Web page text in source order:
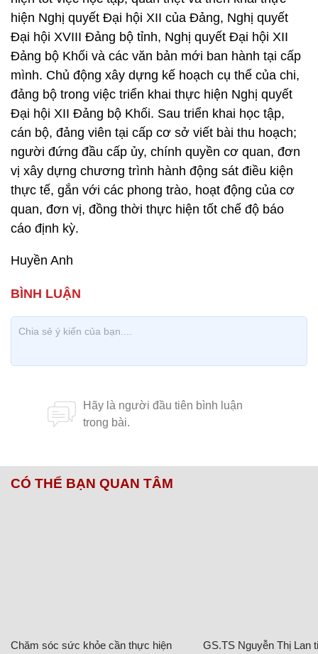
hiện Nghị quyết Đại hội XII của Đảng, Nghị quyết
Đại hội XVIII Đảng bộ tỉnh, Nghị quyết Đại hội XII
Đảng bộ Khối và các văn bản mới ban hành tại cấp
mình. Chủ động xây dựng kế hoạch cụ thể của chi,
đảng bộ trong việc triển khai thực hiện Nghị quyết
Đại hội XII Đảng bộ Khối. Sau triển khai học tập,
cán bộ, đảng viên tại cấp cơ sở viết bài thu hoạch;
người đứng đầu cấp ủy, chính quyền cơ quan, đơn
vị xây dựng chương trình hành động sát điều kiện
thực tế, gắn với các phong trào, hoạt động của cơ
quan, đơn vị, đồng thời thực hiện tốt chế độ báo
cáo định kỳ.
Huyền Anh
CÓ THỂ BẠN QUAN TÂM
Chăm sóc sức khỏe cần thực hiện GS.TS Nguyễn Thị Lan